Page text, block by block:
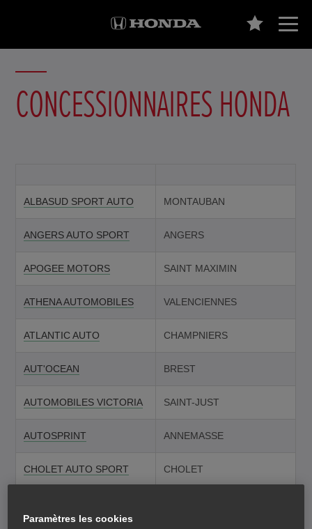
CONCESSIONNAIRES HONDA
ALBASUD SPORT AUTO MONTAUBAN
ANGERS AUTO SPORT ANGERS
APOGEE MOTORS SAINT MAXIMIN
ATHENA AUTOMOBILES VALENCIENNES
ATLANTIC AUTO CHAMPNIERS
AUT'OCEAN BREST
AUTOMOBILES VICTORIA SAINT-JUST
AUTOSPRINT ANNEMASSE
CHOLET AUTO SPORT CHOLET
Paramètres les cookies